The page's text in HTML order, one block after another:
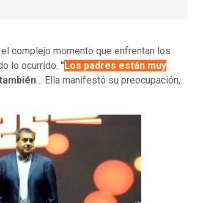
complejo momento que enfrentan los
lo ocurrido. " Los padres están muy
… Ella manifestó su preocupación,